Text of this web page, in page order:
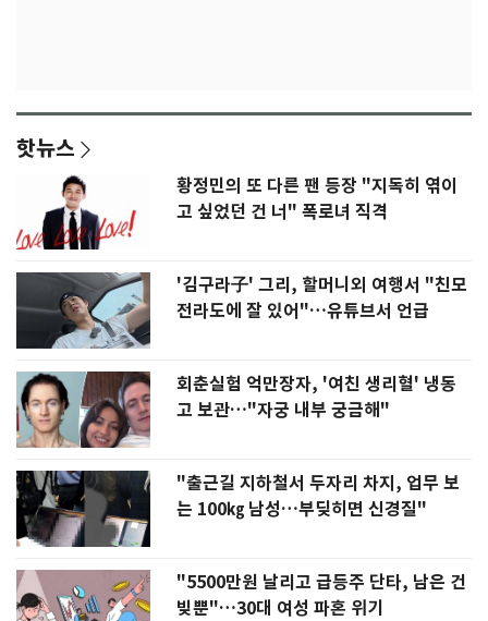
핫뉴스
황정민의 또 다른 팬 등장 "지독히 엮이
고 싶었던 건 너" 폭로녀 직격
'김구라子' 그리, 할머니외 여행서 "친모
전라도에 잘 있어"…유튜브서 언급
회춘실험 억만장자, '여친 생리혈' 냉동
고 보관…"자궁 내부 궁금해"
"출근길 지하철서 두자리 차지, 업무 보
는 100㎏ 남성…부딪히면 신경질"
"5500만원 날리고 급등주 단타, 남은 건
빚뿐"…30대 여성 파혼 위기